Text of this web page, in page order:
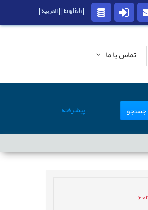
تماس با ما
جستجو پیشرفته
[English] [العربية]